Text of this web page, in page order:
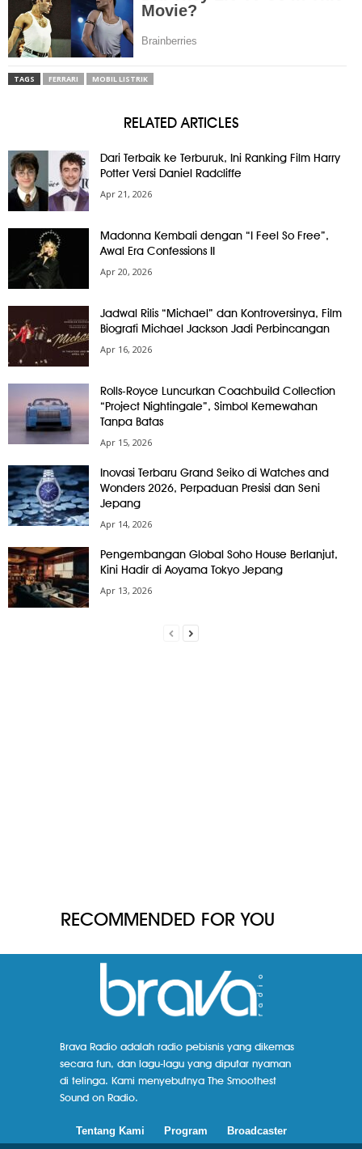
TAGS FERRARI MOBIL LISTRIK
RELATED ARTICLES
Dari Terbaik ke Terburuk, Ini Ranking Film Harry
Potter Versi Daniel Radcliffe
Apr 21, 2026
Madonna Kembali dengan “I Feel So Free”,
Awal Era Confessions II
Apr 20, 2026
Jadwal Rilis “Michael” dan Kontroversinya, Film
Biografi Michael Jackson Jadi Perbincangan
Apr 16, 2026
Rolls-Royce Luncurkan Coachbuild Collection
“Project Nightingale”, Simbol Kemewahan
Tanpa Batas
Apr 15, 2026
Inovasi Terbaru Grand Seiko di Watches and
Wonders 2026, Perpaduan Presisi dan Seni
Jepang
Apr 14, 2026
Pengembangan Global Soho House Berlanjut,
Kini Hadir di Aoyama Tokyo Jepang
Apr 13, 2026
RECOMMENDED FOR YOU
Brava Radio adalah radio pebisnis yang dikemas
secara fun, dan lagu-lagu yang diputar nyaman
di telinga. Kami menyebutnya The Smoothest
Sound on Radio.
Tentang Kami Program Broadcaster